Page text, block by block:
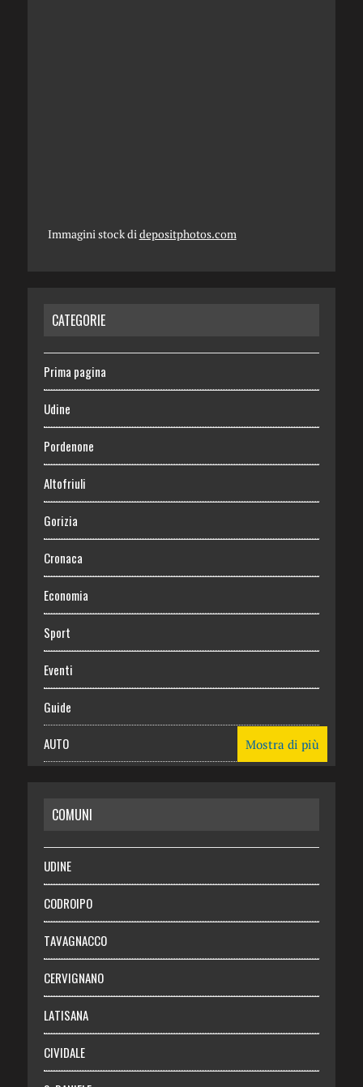
Immagini stock didepositphotos.com
CATEGORIE
Prima pagina
Udine
Pordenone
Altofriuli
Gorizia
Cronaca
Economia
Sport
Eventi
Guide
AUTO
RISPARMIO
SALUTE
Necrologie
Chi siamo
Abbonati
Login
Mostra di più
COMUNI
UDINE
CODROIPO
TAVAGNACCO
CERVIGNANO
LATISANA
CIVIDALE